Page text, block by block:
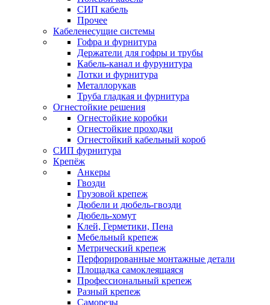
СИП кабель
Прочее
Кабеленесущие системы
Гофра и фурнитура
Держатели для гофры и трубы
Кабель-канал и фурунитура
Лотки и фурнитура
Металлорукав
Труба гладкая и фурнитура
Огнестойкие решения
Огнестойкие коробки
Огнестойкие проходки
Огнестойкий кабельный короб
СИП фурнитура
Крепёж
Анкеры
Гвозди
Грузовой крепеж
Дюбели и дюбель-гвозди
Дюбель-хомут
Клей, Герметики, Пена
Мебельный крепеж
Метрический крепеж
Перфорированные монтажные детали
Площадка самоклеящаяся
Профессиональный крепеж
Разный крепеж
Саморезы